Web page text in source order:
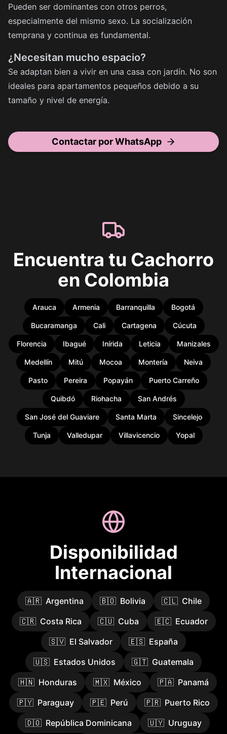
Pueden ser dominantes con otros perros,
especialmente del mismo sexo. La socialización
temprana y continua es fundamental.
¿Necesitan mucho espacio?
Se adaptan bien a vivir en una casa con jardín. No son
ideales para apartamentos pequeños debido a su
tamaño y nivel de energía.
Contactar por WhatsApp
Encuentra tu Cachorro
en Colombia
Arauca Armenia Barranquilla Bogotá
Bucaramanga Cali Cartagena Cúcuta
Florencia Ibagué Inírida Leticia Manizales
Medellín Mitú Mocoa Montería Neiva
Pasto Pereira Popayán Puerto Carreño
Quibdó Riohacha San Andrés
San José del Guaviare Santa Marta Sincelejo
Tunja Valledupar Villavicencio Yopal
Disponibilidad
Internacional
🇦🇷 Argentina 🇧🇴 Bolivia 🇨🇱 Chile
🇨🇷 Costa Rica 🇨🇺 Cuba 🇪🇨 Ecuador
🇸🇻 El Salvador 🇪🇸 España
🇺🇸 Estados Unidos 🇬🇹 Guatemala
🇭🇳 Honduras 🇲🇽 México 🇵🇦 Panamá
🇵🇾 Paraguay 🇵🇪 Perú 🇵🇷 Puerto Rico
🇩🇴 República Dominicana 🇺🇾 Uruguay